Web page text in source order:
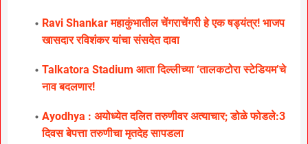
Ravi Shankar महाकुंभातील चेंगराचेंगरी हे एक षड्यंत्र! भाजप
खासदार रविशंकर यांचा संसदेत दावा
Talkatora Stadium आता दिल्लीच्या ‘तालकटोरा स्टेडियम’चे
नाव बदलणार!
Ayodhya : अयोध्येत दलित तरुणीवर अत्याचार; डोळे फोडले:3
दिवस बेपत्ता तरुणीचा मृतदेह सापडला